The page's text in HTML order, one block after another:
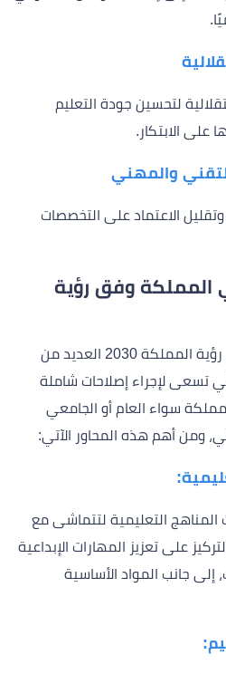
لتحسين جودة التعليم
على الابتكار.
الاعتماد على التخصصات
المملكة وفق رؤية
تضمنت سياسة التعليم وفق رؤية المملكة 2030 العديد من
تسعى لإجراء إصلاحات شاملة
سواء العام أو الجامعي
ومن أهم هذه المحاور الآتي:
على تحديث المناهج التعليمية لتتماشى مع
على تعزيز المهارات الإبداعية
إلى جانب المواد الأساسية